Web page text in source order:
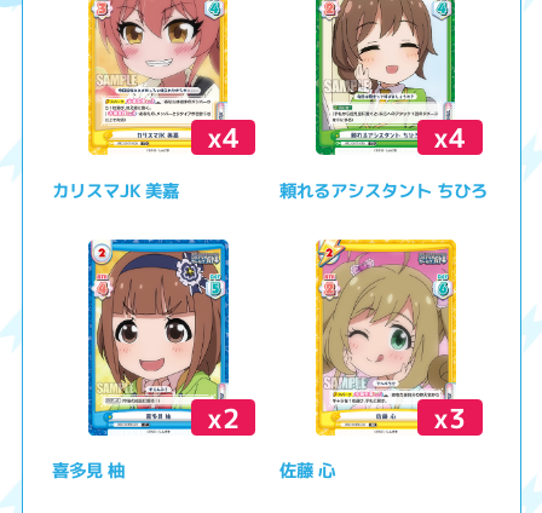
x4
カリスマJK 美嘉
x4
頼れるアシスタント ちひろ
x2
喜多見 柚
x3
佐藤 心